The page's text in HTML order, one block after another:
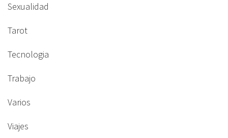
Sexualidad
Tarot
Tecnologia
Trabajo
Varios
Viajes